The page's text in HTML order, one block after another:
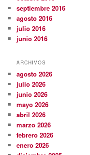
septiembre 2016
agosto 2016
julio 2016
junio 2016
ARCHIVOS
agosto 2026
julio 2026
junio 2026
mayo 2026
abril 2026
marzo 2026
febrero 2026
enero 2026